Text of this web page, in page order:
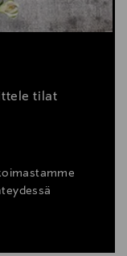
tilat